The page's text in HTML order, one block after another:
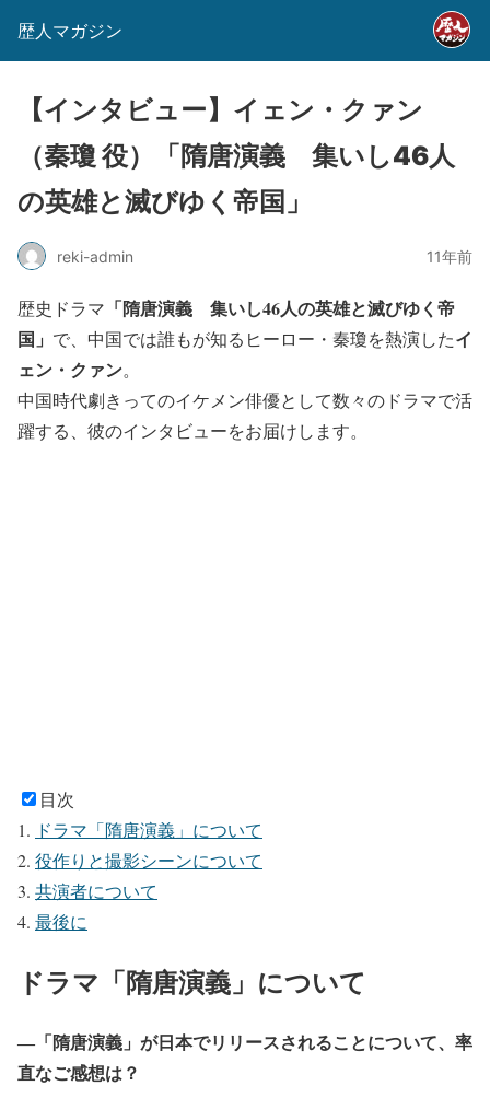
歴人マガジン
【インタビュー】イェン・クァン
（秦瓊 役）「隋唐演義 集いし46人
の英雄と滅びゆく帝国」
reki-admin 11年前
歴史ドラマ 「隋唐演義 集いし46人の英雄と滅びゆく帝
国」 で、中国では誰もが知るヒーロー・秦瓊を熱演したイ
ェン・クァン。
中国時代劇きってのイケメン俳優として数々のドラマで活
躍する、彼のインタビューをお届けします。
目次
ドラマ「隋唐演義」について
役作りと撮影シーンについて
共演者について
最後に
ドラマ「隋唐演義」について
―「隋唐演義」が日本でリリースされることについて、率
直なご感想は？